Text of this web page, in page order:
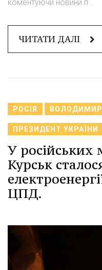
коментуючи новини п...
ЧИТАТИ ДАЛІ
РОСІЯ ВОЛОДИМИР
ПРЕЗИДЕНТ УКРАЇНИ
У російських
Курськ
ЦПД.